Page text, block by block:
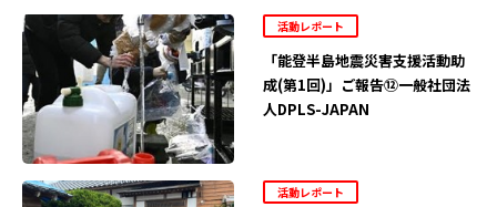
活動レポート
「能登半島地震災害支援活動助
成(第1回)」ご報告⑫一般社団法
人DPLS-JAPAN
活動レポート